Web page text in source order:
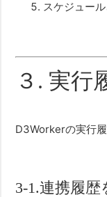
スケジュー
３. 実行
D3Workerの実行
3-1.連携履歴